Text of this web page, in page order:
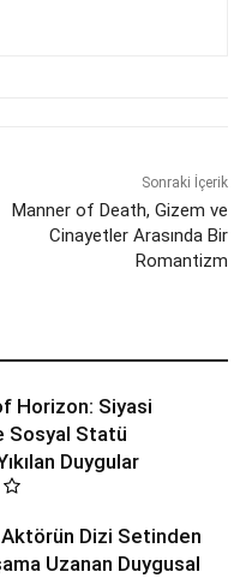
Sonraki İçerik
Manner of Death, Gizem ve
Cinayetler Arasında Bir
Romantizm
Horizon: Siyasi
Sosyal Statü
Duygular
Dizi Setinden
Uzanan Duygusal